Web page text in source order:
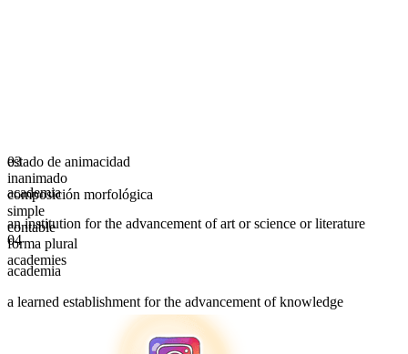
estado de animacidad
inanimado
composición morfológica
simple
contable
forma plural
academies
03
academia
an institution for the advancement of art or science or literature
04
academia
a learned establishment for the advancement of knowledge